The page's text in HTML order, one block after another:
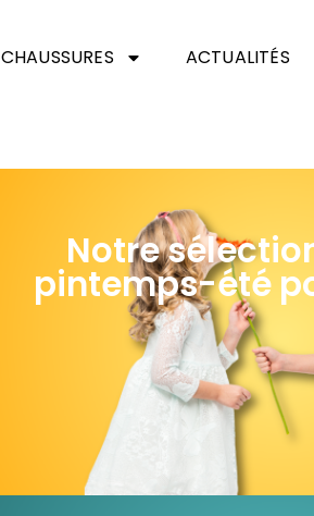
CHAUSSURES ACTUALITÉS
Notre
pintemps-été